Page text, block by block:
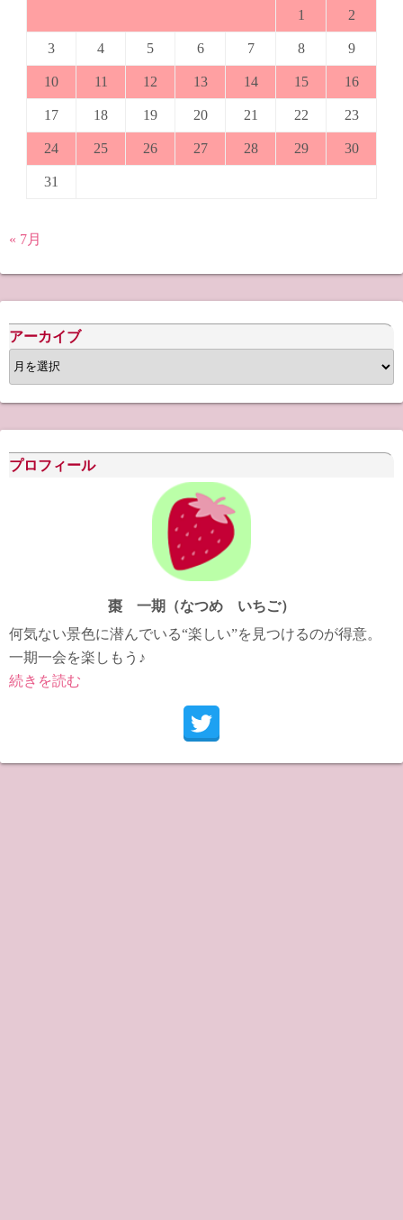
1 2
3 4 5 6 7 8 9
10 11 12 13 14 15 16
17 18 19 20 21 22 23
24 25 26 27 28 29 30
31
« 7月
アーカイブ
ア
ー
カ
イ
ブ
プロフィール
棗 一期（なつめ いちご）
何気ない景色に潜んでいる“楽しい”を見つけるのが得意。
一期一会を楽しもう♪
続きを読む